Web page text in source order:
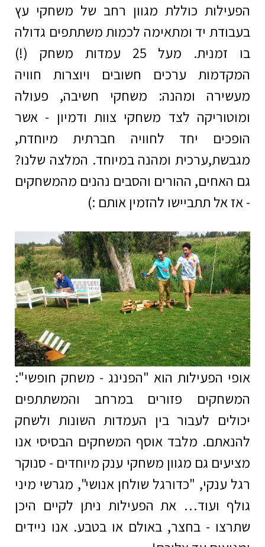
הפעילות כוללת מגוון רחב של משחקי עץ
בעבודת יד ומתאימה לכמות משתתפים גדולה
בו זמנית. מעל 25 עמדות משחק (!)
המקדמות ערכים חשובים ויוצרות חוויה
מעשירה ומהנה: משחקי חשיבה, פעולה
ומוטוריקה לצד משחקי צוות ודמיון - אשר
הופכים יחד לחוויה חברתית מיוחדת,
מגבשת,ערכית ומהנה במיוחד. המלצה שלנו?
גם האחים, ההורים והסבים נהנים מהמשחקים
- אז אל תתביישו להזמין אותם :)
אופי הפעילות הוא "הפנינג - משחק חופשי":
המשחקים פזורים במרחב והמשתתפים
יכולים לעבור בין העמדות השונות ולשחק
להנאתם. מלבד אוסף המשחקים הבסיסי אנו
מציעים גם מגוון משחקי ענק מיוחדים - סנוקר
רגל ענקי, "כדורגל שולחן אנושי", מגרשי מיני
גולף ועוד… את הפעילות ניתן לקיים היכן
שתרצו - בחצר, באולם או בטבע. אנו ניידים